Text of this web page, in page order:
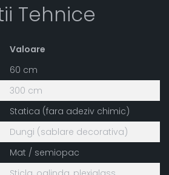
Tehnice
Valoare
60 cm
300 cm
Statica (fara adeziv chimic)
Dungi (sablare decorativa)
Mat / semiopac